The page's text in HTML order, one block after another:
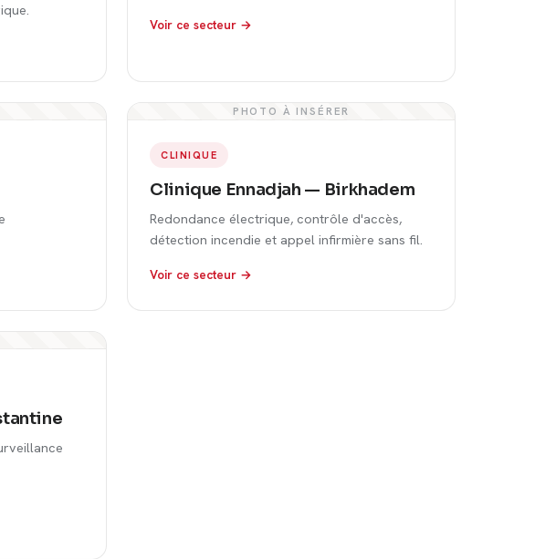
Voir ce secteur →
PHOTO À INSÉRER
CLINIQUE
Clinique Ennadjah — Birkhadem
Redondance électrique, contrôle d'accès,
détection incendie et appel infirmière sans fil.
Voir ce secteur →